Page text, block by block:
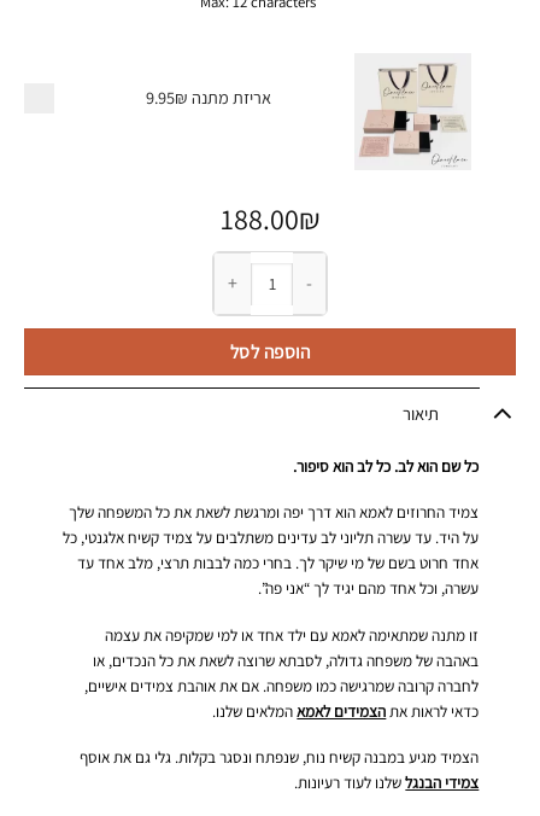
אריזת מתנה 9.95₪
188.00₪
כמות של צמיד בנגל לאמא עם תליוני לב ושמות
הוספה לסל
תיאור
כל שם הוא לב. כל לב הוא סיפור.
צמיד החרוזים לאמא הוא דרך יפה ומרגשת לשאת את כל המשפחה שלך
על היד. עד עשרה תליוני לב עדינים משתלבים על צמיד קשיח אלגנטי, כל
אחד חרוט בשם של מי שיקר לך. בחרי כמה לבבות תרצי, מלב אחד עד
עשרה, וכל אחד מהם יגיד לך “אני פה”.
זו מתנה שמתאימה לאמא עם ילד אחד או למי שמקיפה את עצמה
באהבה של משפחה גדולה, לסבתא שרוצה לשאת את כל הנכדים, או
לחברה קרובה שמרגישה כמו משפחה. אם את אוהבת צמידים אישיים,
כדאי לראות אתהצמידים לאמאהמלאים שלנו.
הצמיד מגיע במבנה קשיח נוח, שנפתח ונסגר בקלות. גלי גם את אוסף
צמידי הבנגלשלנו לעוד רעיונות.